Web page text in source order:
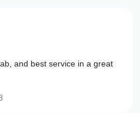
and best service in a great